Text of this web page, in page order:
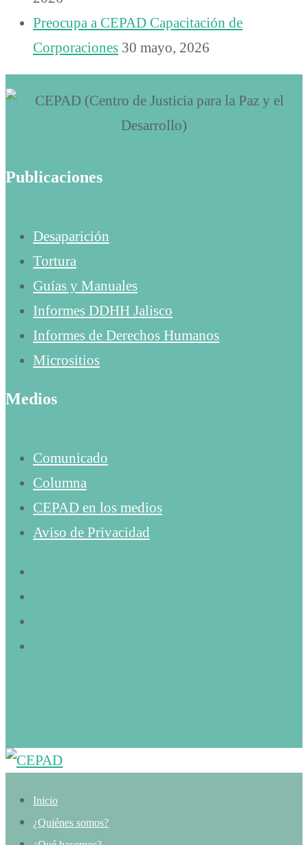
Preocupa a CEPAD Capacitación de
Corporaciones 30 mayo, 2026
Publicaciones
Desaparición
Tortura
Guías y Manuales
Informes DDHH Jalisco
Informes de Derechos Humanos
Micrositios
Medios
Comunicado
Columna
CEPAD en los medios
Aviso de Privacidad
Inicio
¿Quiénes somos?